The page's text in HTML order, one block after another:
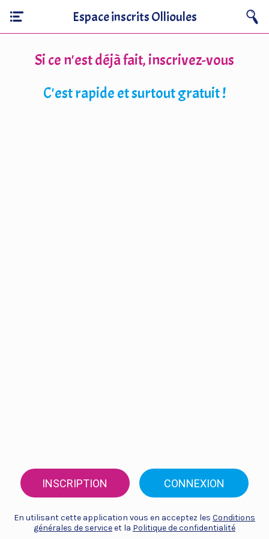
Espace inscrits Ollioules
Si ce n'est déjà fait, inscrivez-vous
C'est rapide et surtout gratuit !
INSCRIPTION CONNEXION
En utilisant cette application vous en acceptez les Conditions
générales de serviceet la Politique de confidentialité